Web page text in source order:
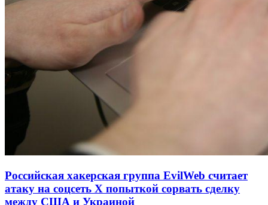
Российская хакерская группа EvilWeb считает
атаку на соцсеть Х попыткой сорвать сделку
между США и Украиной